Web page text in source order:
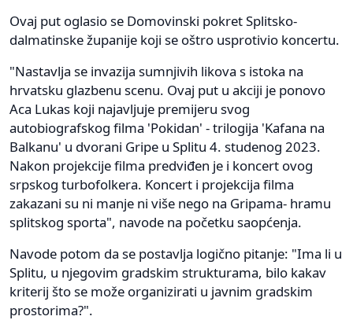
Ovaj put oglasio se Domovinski pokret Splitsko-
dalmatinske županije koji se oštro usprotivio koncertu.
"Nastavlja se invazija sumnjivih likova s istoka na
hrvatsku glazbenu scenu. Ovaj put u akciji je ponovo
Aca Lukas koji najavljuje premijeru svog
autobiografskog filma 'Pokidan' - trilogija 'Kafana na
Balkanu' u dvorani Gripe u Splitu 4. studenog 2023.
Nakon projekcije filma predviđen je i koncert ovog
srpskog turbofolkera. Koncert i projekcija filma
zakazani su ni manje ni više nego na Gripama- hramu
splitskog sporta", navode na početku saopćenja.
Navode potom da se postavlja logično pitanje: "Ima li u
Splitu, u njegovim gradskim strukturama, bilo kakav
kriterij što se može organizirati u javnim gradskim
prostorima?".